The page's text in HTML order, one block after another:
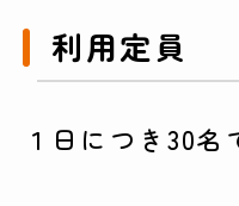
利用定員
１日につき30名